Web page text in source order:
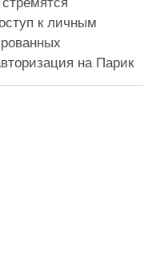
к личным
на Парик
мгновенно
защищает
высокую
при каждом входе.